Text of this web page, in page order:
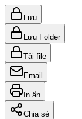
Lưu
Lưu Folder
Tải file
Email
In ấn
Chia sẻ